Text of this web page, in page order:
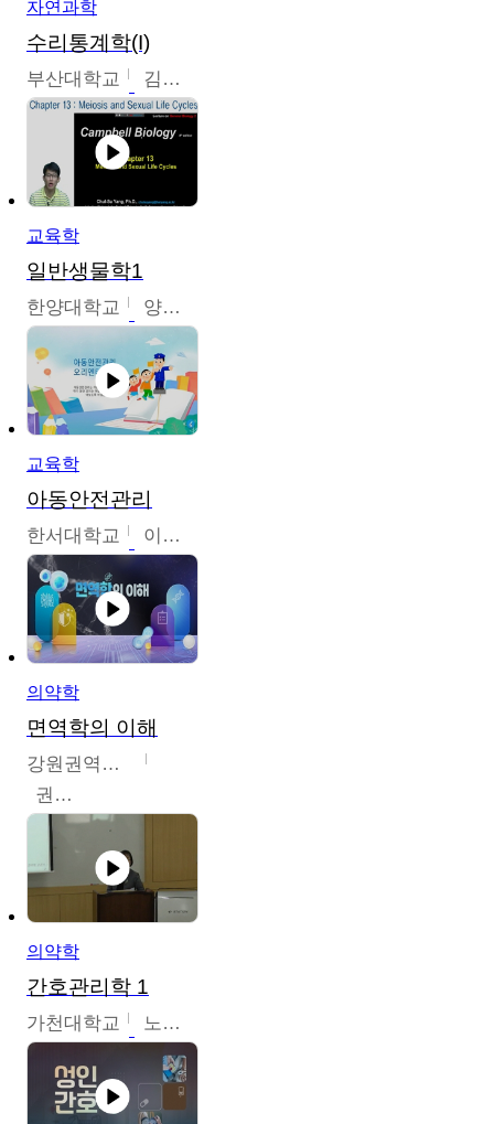
자연과학
수리통계학(I)
부산대학교 김충락
교육학
일반생물학1
한양대학교 양철수
교육학
아동안전관리
한서대학교 이태연
의약학
면역학의 이해
강원권역센터
권보인
의약학
간호관리학 1
가천대학교 노원정